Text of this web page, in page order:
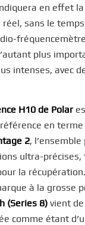
en effet
sans le
plus
intenses, avec
H10 de Polar
en
2,
ultra-
la
à la grosse
(Series 8) vient
comme étant